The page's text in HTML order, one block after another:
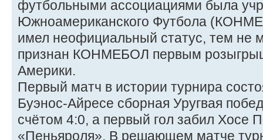
футбольными ассоциациями была
Южноамериканского Футбола
имел неофициальный статус, тем не
признан КОНМЕБОЛ первым
Америки.
Первый матч в истории турнира
Буэнос-Айресе сборная Уругвая
счётом 4:0, а первый гол забил Хосе
«Пеньяроля». В решающем матче